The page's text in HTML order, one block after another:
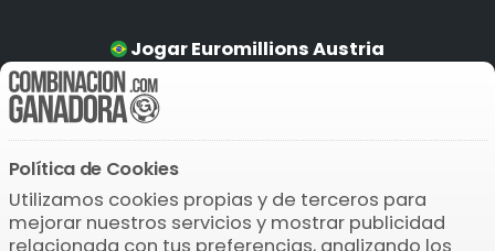
Jogar Euromillions Austria
Euromillions Austria Spilen
Descarga la APP
Política de Cookies
Utilizamos cookies propias y de terceros para
mejorar nuestros servicios y mostrar publicidad